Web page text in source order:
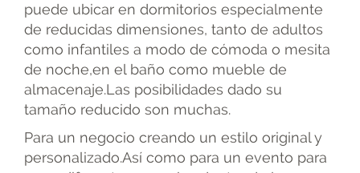
puede ubicar en dormitorios especialmente
de reducidas dimensiones, tanto de adultos
como infantiles a modo de cómoda o mesita
de noche,en el baño como mueble de
almacenaje.Las posibilidades dado su
tamaño reducido son muchas.
Para un negocio creando un estilo original y
personalizado.Así como para un evento para